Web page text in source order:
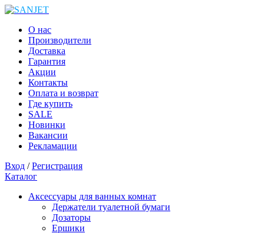
О нас
Производители
Доставка
Гарантия
Акции
Контакты
Оплата и возврат
Где купить
SALE
Новинки
Вакансии
Рекламации
Вход /Регистрация
Каталог
Аксессуары для ванных комнат
Держатели туалетной бумаги
Дозаторы
Ершики